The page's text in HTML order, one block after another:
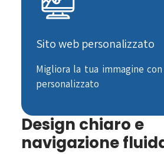
Sito web personalizzato
Migliora la tua immagine
personalizzato
Design chiaro e
navigazione